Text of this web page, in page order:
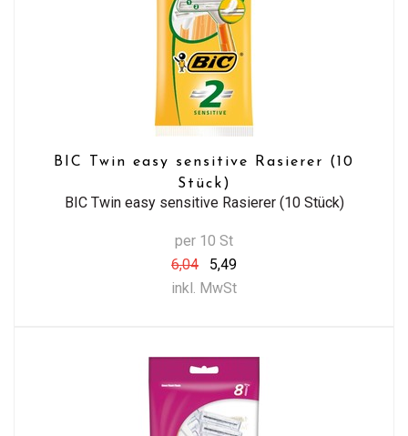
BIC Twin easy sensitive Rasierer (10
Stück)
BIC Twin easy sensitive Rasierer (10 Stück)
per 10 St
6,04
5,49
inkl. MwSt